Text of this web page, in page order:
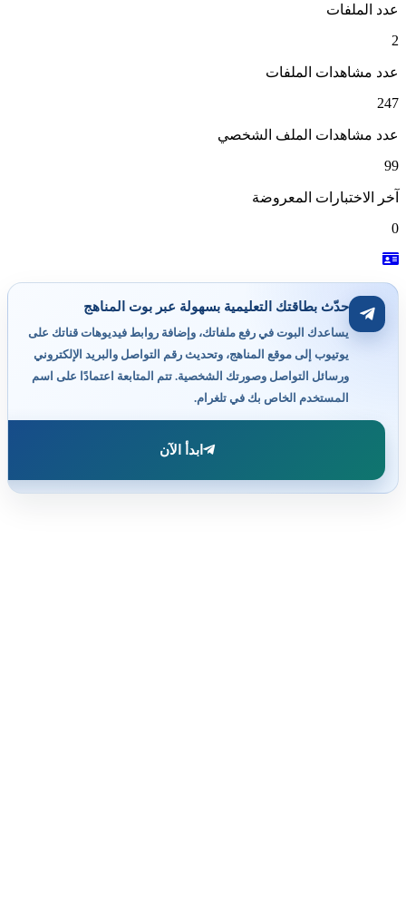
عدد الملفات
2
عدد مشاهدات الملفات
247
عدد مشاهدات الملف الشخصي
99
آخر الاختبارات المعروضة
0
حدّث بطاقتك التعليمية بسهولة عبر بوت المناهج
يساعدك البوت في رفع ملفاتك، وإضافة روابط فيديوهات قناتك على
يوتيوب إلى موقع المناهج، وتحديث رقم التواصل والبريد الإلكتروني
ورسائل التواصل وصورتك الشخصية. تتم المتابعة اعتمادًا على اسم
المستخدم الخاص بك في تلغرام.
ابدأ الآن